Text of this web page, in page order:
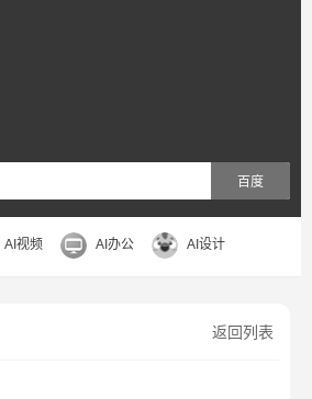
百度
AI视频 AI办公 AI设计
返回列表